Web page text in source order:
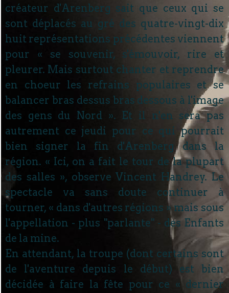
créateur d'Arenberg sait que ceux qui se
sont déplacés au gré des quatre-vingt-dix
huit représentations précédentes viennent
pour « se souvenir, s'émouvoir, rire et
pleurer. Mais surtout chanter et reprendre
en choeur les refrains populaires et se
balancer bras dessus bras dessous à l'image
des gens du Nord ». Et il n'en sera pas
autrement ce jeudi pour ce qui pourrait
bien signer la fin d'Arenberg dans la
région. « Ici, on a fait le tour de la plupart
des salles », observe Vincent Handrey. Le
spectacle va sans doute continuer à
tourner, « dans d'autres régions » mais sous
l'appellation - plus "parlante" - des Enfants
de la mine.
En attendant, la troupe (dont certains sont
de l'aventure depuis le début) est bien
décidée à faire la fête pour ce « dernier